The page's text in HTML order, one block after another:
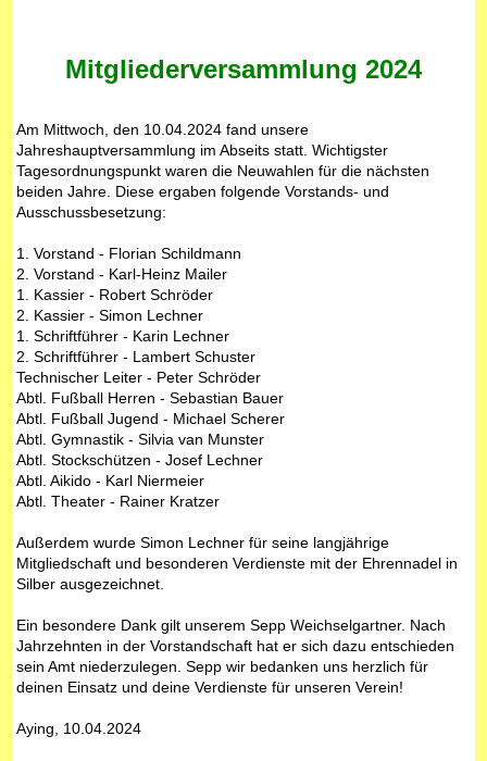
Mitgliederversammlung 2024
Am Mittwoch, den 10.04.2024 fand unsere
Jahreshauptversammlung im Abseits statt. Wichtigster
Tagesordnungspunkt waren die Neuwahlen für die nächsten
beiden Jahre. Diese ergaben folgende Vorstands- und
Ausschussbesetzung:
1. Vorstand - Florian Schildmann
2. Vorstand - Karl-Heinz Mailer
1. Kassier - Robert Schröder
2. Kassier - Simon Lechner
1. Schriftführer - Karin Lechner
2. Schriftführer - Lambert Schuster
Technischer Leiter - Peter Schröder
Abtl. Fußball Herren - Sebastian Bauer
Abtl. Fußball Jugend - Michael Scherer
Abtl. Gymnastik - Silvia van Munster
Abtl. Stockschützen - Josef Lechner
Abtl. Aikido - Karl Niermeier
Abtl. Theater - Rainer Kratzer
Außerdem wurde Simon Lechner für seine langjährige
Mitgliedschaft und besonderen Verdienste mit der Ehrennadel in
Silber ausgezeichnet.
Ein besondere Dank gilt unserem Sepp Weichselgartner. Nach
Jahrzehnten in der Vorstandschaft hat er sich dazu entschieden
sein Amt niederzulegen. Sepp wir bedanken uns herzlich für
deinen Einsatz und deine Verdienste für unseren Verein!
Aying, 10.04.2024